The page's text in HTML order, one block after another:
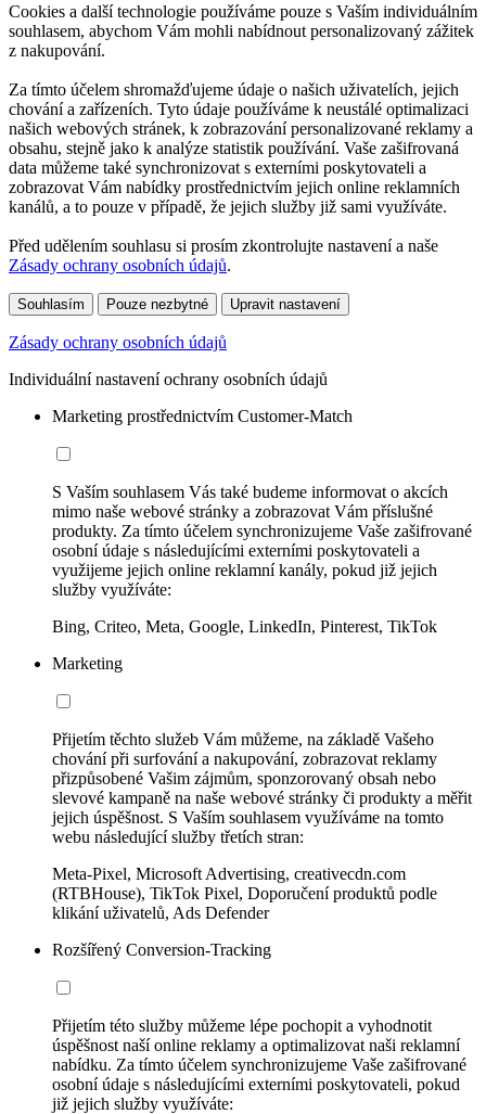
Cookies a další technologie používáme pouze s Vaším individuálním
souhlasem, abychom Vám mohli nabídnout personalizovaný zážitek
z nakupování.
Za tímto účelem shromažďujeme údaje o našich uživatelích, jejich
chování a zařízeních. Tyto údaje používáme k neustálé optimalizaci
našich webových stránek, k zobrazování personalizované reklamy a
obsahu, stejně jako k analýze statistik používání. Vaše zašifrovaná
data můžeme také synchronizovat s externími poskytovateli a
zobrazovat Vám nabídky prostřednictvím jejich online reklamních
kanálů, a to pouze v případě, že jejich služby již sami využíváte.
Před udělením souhlasu si prosím zkontrolujte nastavení a naše
Zásady ochrany osobních údajů.
Souhlasím Pouze nezbytné Upravit nastavení
Zásady ochrany osobních údajů
Individuální nastavení ochrany osobních údajů
Marketing prostřednictvím Customer-Match
S Vaším souhlasem Vás také budeme informovat o akcích
mimo naše webové stránky a zobrazovat Vám příslušné
produkty. Za tímto účelem synchronizujeme Vaše zašifrované
osobní údaje s následujícími externími poskytovateli a
využijeme jejich online reklamní kanály, pokud již jejich
služby využíváte:
Bing, Criteo, Meta, Google, LinkedIn, Pinterest, TikTok
Marketing
Přijetím těchto služeb Vám můžeme, na základě Vašeho
chování při surfování a nakupování, zobrazovat reklamy
přizpůsobené Vašim zájmům, sponzorovaný obsah nebo
slevové kampaně na naše webové stránky či produkty a měřit
jejich úspěšnost. S Vaším souhlasem využíváme na tomto
webu následující služby třetích stran:
Meta-Pixel, Microsoft Advertising, creativecdn.com
(RTBHouse), TikTok Pixel, Doporučení produktů podle
klikání uživatelů, Ads Defender
Rozšířený Conversion-Tracking
Přijetím této služby můžeme lépe pochopit a vyhodnotit
úspěšnost naší online reklamy a optimalizovat naši reklamní
nabídku. Za tímto účelem synchronizujeme Vaše zašifrované
osobní údaje s následujícími externími poskytovateli, pokud
již jejich služby využíváte: